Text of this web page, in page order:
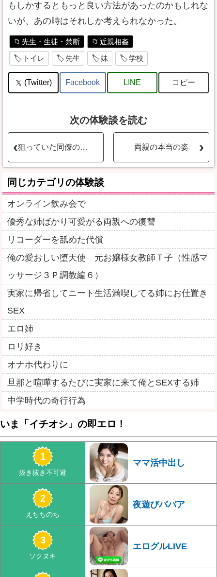
もしかするともっと良い方法があったのかもしれな
いが、あの時はそれしか考えられなかった。
先生・生徒・禁断
近親相姦
トイレ
先生 妹 学校
(Twitter) Facebook LINE コピー
次の体験談を読む
狙っていた同僚の妻を新居でレイプ 両親の本当の姿
同じカテゴリの体験談
オンライン飲み会で
優秀な姉ばかり可愛がる両親への復讐
リコーダーを舐めた代償
俺の愛おしい堕天使 元お嬢様女教師Ｔ子（性感マ
ッサージ３Ｐ調教編６）
実家に帰省してニート生活満喫してる姉にお仕置き
SEX
エロ姉
ロリ好き
オナホ代わりに
旦那と喧嘩するたびに実家に来て俺とSEXする姉
中学時代の奇行行為
いま「イチオシ」の即エロ！
ママ活中出し
夜遊びババア
エログルLIVE